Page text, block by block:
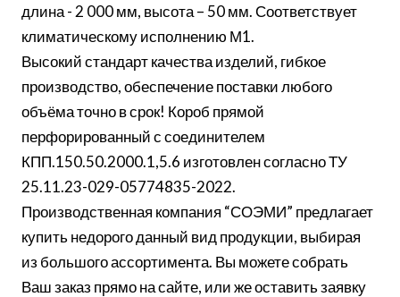
длина - 2 000 мм, высота – 50 мм. Соответствует
климатическому исполнению М1.
Высокий стандарт качества изделий, гибкое
производство, обеспечение поставки любого
объёма точно в срок! Короб прямой
перфорированный с соединителем
КПП.150.50.2000.1,5.6 изготовлен согласно ТУ
25.11.23-029-05774835-2022.
Производственная компания “СОЭМИ” предлагает
купить недорого данный вид продукции, выбирая
из большого ассортимента. Вы можете собрать
Ваш заказ прямо на сайте, или же оставить заявку